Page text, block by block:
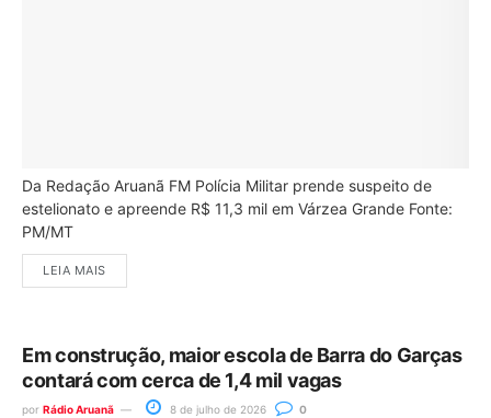
Da Redação Aruanã FM Polícia Militar prende suspeito de
estelionato e apreende R$ 11,3 mil em Várzea Grande Fonte:
PM/MT
LEIA MAIS
Em construção, maior escola de Barra do Garças
contará com cerca de 1,4 mil vagas
por Rádio Aruanã 8 de julho de 2026 0